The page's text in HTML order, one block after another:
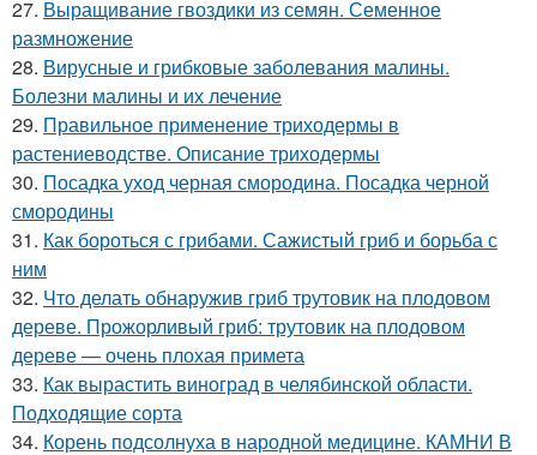
27. Выращивание гвоздики из семян. Семенное
размножение
28. Вирусные и грибковые заболевания малины.
Болезни малины и их лечение
29. Правильное применение триходермы в
растениеводстве. Описание триходермы
30. Посадка уход черная смородина. Посадка черной
смородины
31. Как бороться с грибами. Сажистый гриб и борьба с
ним
32. Что делать обнаружив гриб трутовик на плодовом
дереве. Прожорливый гриб: трутовик на плодовом
дереве — очень плохая примета
33. Как вырастить виноград в челябинской области.
Подходящие сорта
34. Корень подсолнуха в народной медицине. КАМНИ В